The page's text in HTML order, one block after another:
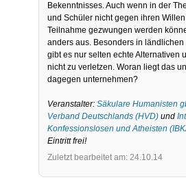
Bekenntnisses. Auch wenn in der
und Schüler nicht gegen ihren
Teilnahme gezwungen werden
anders aus. Besonders in
gibt es nur selten echte Alternativen
nicht zu verletzen. Woran liegt das
dagegen unternehmen?
Veranstalter:Säkulare Humanisten
Verband Deutschlands (HVD) und
Konfessionslosen und Atheisten
Eintritt frei!
Zuletzt bearbeitet am: 24.10.14